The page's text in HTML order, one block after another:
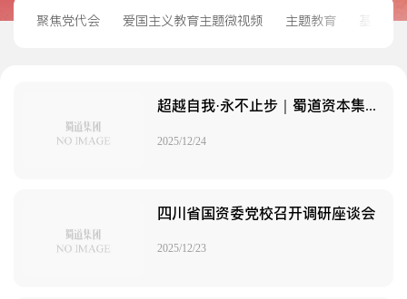
聚焦党代会 爱国主义教育主题微视频 主题教育 基层党
超越自我·永不止步｜蜀道资本集团开展徒步拓展活动凝聚团队合力
2025/12/24
四川省国资委党校召开调研座谈会
2025/12/23